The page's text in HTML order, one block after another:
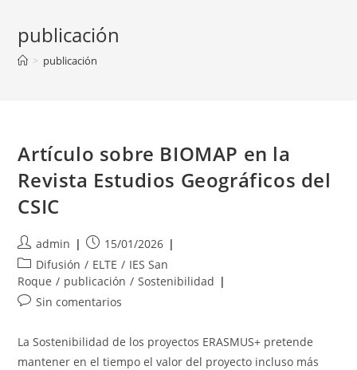
publicación
> publicación
Artículo sobre BIOMAP en la
Revista Estudios Geográficos del
CSIC
Autor
de
la
entrada:
admin
Publicación
de
la
15/01/2026
Categoría
de
la
Difusión / ELTE / IES San
Roque / publicación / Sostenibilidad
Comentarios
la
entrada:
Sin comentarios
La Sostenibilidad de los proyectos ERASMUS+ pretende
mantener en el tiempo el valor del proyecto incluso más